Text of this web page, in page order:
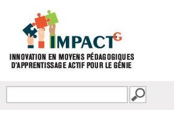
FORMULAIRE DE